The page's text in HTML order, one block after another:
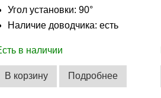
Угол установки: 90°
Наличие доводчика: есть
в наличии
В корзину Подробнее